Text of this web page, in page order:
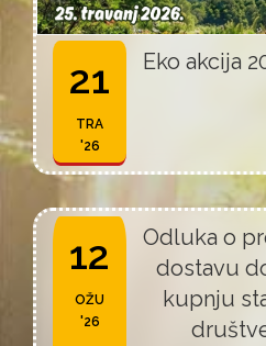
21
TRA
'26
Eko akcija
12
OŽU
'26
Odluka o
dostavu
kupnju